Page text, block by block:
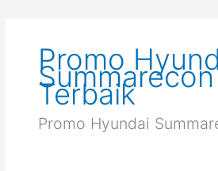
Promo
Terbaik
Promo Hyundai